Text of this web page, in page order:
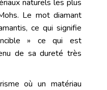
naturels les plus
Le mot diamant
ce qui signifie
» ce qui est
de sadureté très
où un matériau